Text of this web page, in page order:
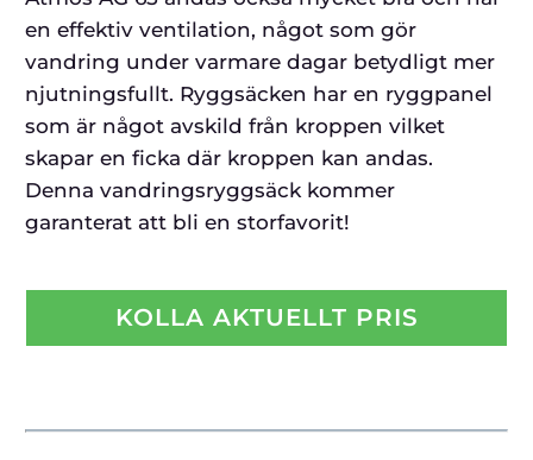
en effektiv ventilation, något som gör
vandring under varmare dagar betydligt mer
njutningsfullt. Ryggsäcken har en ryggpanel
som är något avskild från kroppen vilket
skapar en ficka där kroppen kan andas.
Denna vandringsryggsäck kommer
garanterat att bli en storfavorit!
KOLLA AKTUELLT PRIS